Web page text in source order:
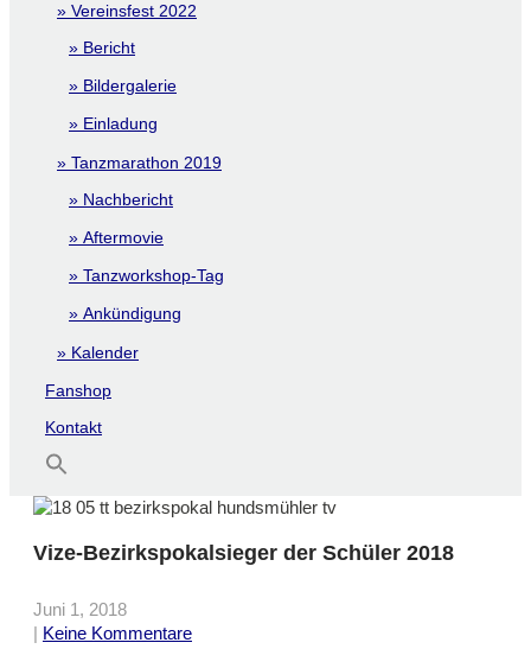
Vereinsfest 2022
Bericht
Bildergalerie
Einladung
Tanzmarathon 2019
Nachbericht
Aftermovie
Tanzworkshop-Tag
Ankündigung
Kalender
Fanshop
Kontakt
Vize-Bezirkspokalsieger der Schüler 2018
Juni 1, 2018
| Keine Kommentare